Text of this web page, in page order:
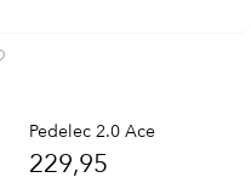
Pedelec 2.0 Ace
229,95